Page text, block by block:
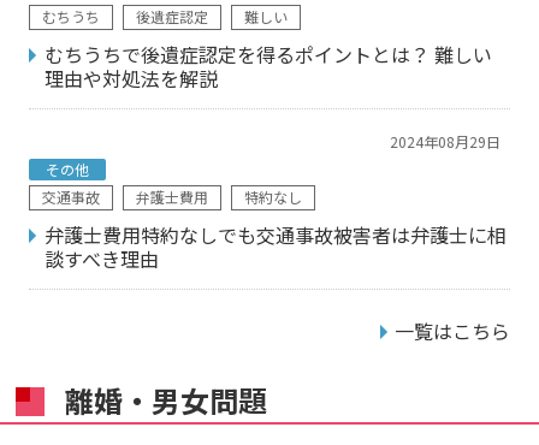
むちうち
後遺症認定 難しい
むちうちで後遺症認定を得るポイントとは？ 難しい
理由や対処法を解説
2024年08月29日
その他
交通事故
弁護士費用 特約なし
弁護士費用特約なしでも交通事故被害者は弁護士に相
談すべき理由
一覧はこちら
離婚・男女問題